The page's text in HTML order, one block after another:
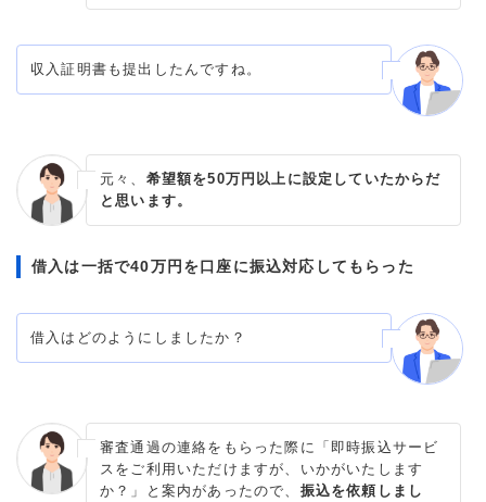
収入証明書も提出したんですね。
元々、 希望額を50万円以上に設定していたからだ
と思います。
借入は一括で40万円を口座に振込対応してもらった
借入はどのようにしましたか？
審査通過の連絡をもらった際に「即時振込サービ
スをご利用いただけますが、いかがいたします
か？」と案内があったので、 振込を依頼しまし